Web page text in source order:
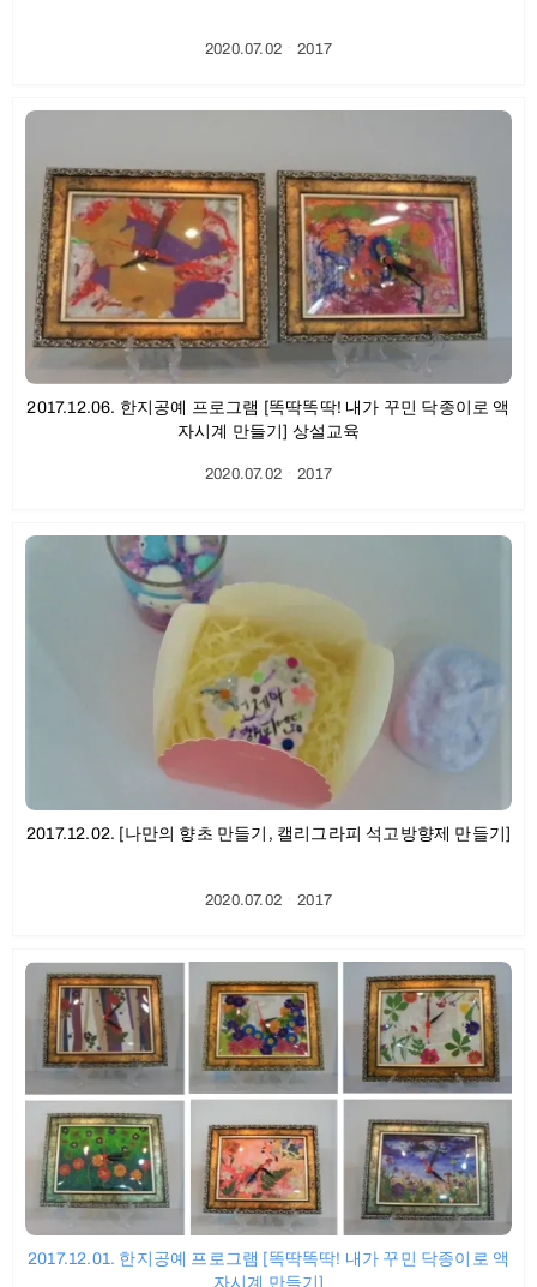
2020.07.02ㆍ2017
2017.12.06. 한지공예 프로그램 [똑딱똑딱! 내가 꾸민 닥종이로 액
자시계 만들기] 상설교육
2020.07.02ㆍ2017
2017.12.02. [나만의 향초 만들기, 캘리그라피 석고방향제 만들기]
2020.07.02ㆍ2017
2017.12.01. 한지공예 프로그램 [똑딱똑딱! 내가 꾸민 닥종이로 액
자시계 만들기]